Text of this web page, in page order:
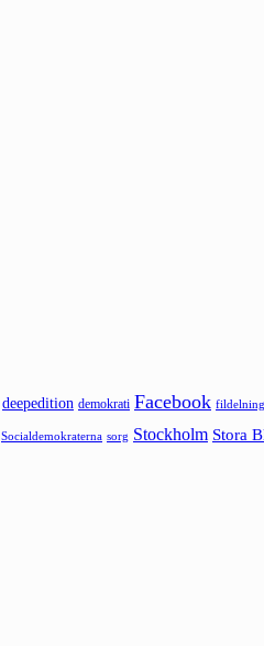
deepedition demokrati Facebook fildelning
Socialdemokraterna sorg Stockholm Stora